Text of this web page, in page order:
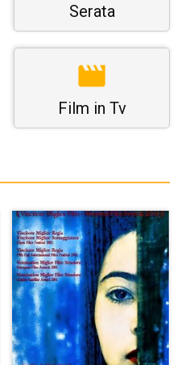
Serata
Film in Tv